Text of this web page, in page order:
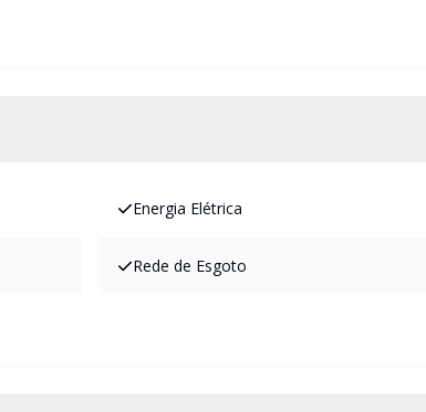
Energia Elétrica
Rede de Esgoto